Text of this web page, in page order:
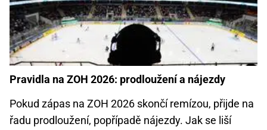
Pravidla na ZOH 2026: prodloužení a nájezdy
Pokud zápas na ZOH 2026 skončí remízou, přijde na
řadu prodloužení, popřípadě nájezdy. Jak se liší